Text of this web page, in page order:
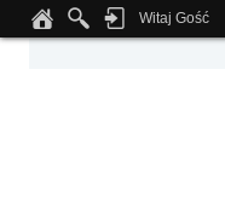
Notice: Undefined index:
Witaj Gość